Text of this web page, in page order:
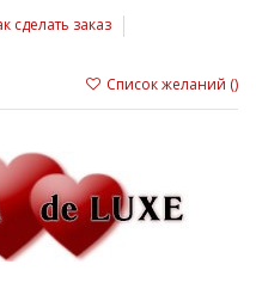
сделать заказ
Список желаний ()